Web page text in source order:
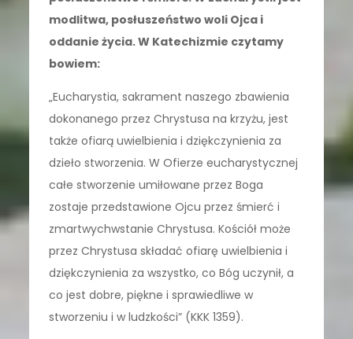
modlitwa, posłuszeństwo woli Ojca i
oddanie życia. W Katechizmie czytamy
bowiem:
„Eucharystia, sakrament naszego zbawienia
dokonanego przez Chrystusa na krzyżu, jest
także ofiarą uwielbienia i dziękczynienia za
dzieło stworzenia. W Ofierze eucharystycznej
całe stworzenie umiłowane przez Boga
zostaje przedstawione Ojcu przez śmierć i
zmartwychwstanie Chrystusa. Kościół może
przez Chrystusa składać ofiarę uwielbienia i
dziękczynienia za wszystko, co Bóg uczynił, a
co jest dobre, piękne i sprawiedliwe w
stworzeniu i w ludzkości” (KKK 1359).